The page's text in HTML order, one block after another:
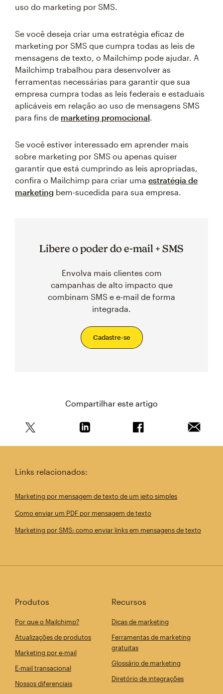
uso do marketing por SMS.
Se você deseja criar uma estratégia eficaz de
marketing por SMS que cumpra todas as leis de
mensagens de texto, o Mailchimp pode ajudar. A
Mailchimp trabalhou para desenvolver as
ferramentas necessárias para garantir que sua
empresa cumpra todas as leis federais e estaduais
aplicáveis em relação ao uso de mensagens SMS
para fins de marketing promocional
Se você estiver interessado em aprender mais
sobre marketing por SMS ou apenas quiser
garantir que está cumprindo as leis apropriadas,
confira o Mailchimp para criar uma estratégia de
marketing bem-sucedida para sua empresa.
Libere o poder do e-mail + SMS
Envolva mais clientes com
campanhas de alto impacto que
combinam SMS e e-mail de forma
integrada.
Cadastre-se
Compartilhar este artigo
Links relacionados:
Marketing por mensagem de texto de um jeito simples
Como enviar um PDF por mensagem de texto
Marketing por SMS: como enviar links em mensagens de texto
Produtos
Por que o Mailchimp?
Atualizações de produtos
Marketing por e-mail
E-mail transacional
Nossos diferenciais
Recursos
Dicas de marketing
Ferramentas de marketing
gratuitas
Glossário de marketing
Diretório de integrações